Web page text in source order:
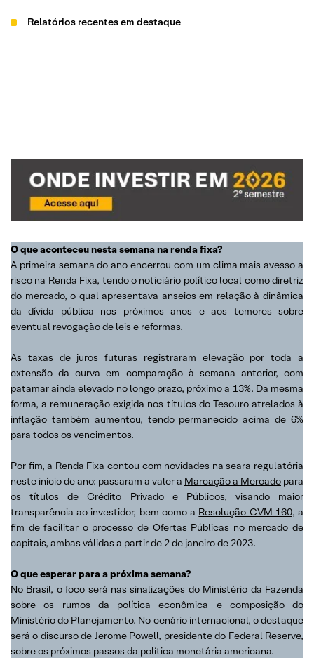
Relatórios recentes em destaque
O que aconteceu nesta semana na renda fixa?
A primeira semana do ano encerrou com um clima mais avesso a
risco na Renda Fixa, tendo o noticiário político local como diretriz
do mercado, o qual apresentava anseios em relação à dinâmica
da dívida pública nos próximos anos e aos temores sobre
eventual revogação de leis e reformas.
As taxas de juros futuras registraram elevação por toda a
extensão da curva em comparação à semana anterior, com
patamar ainda elevado no longo prazo, próximo a 13%. Da mesma
forma, a remuneração exigida nos títulos do Tesouro atrelados à
inflação também aumentou, tendo permanecido acima de 6%
para todos os vencimentos.
Por fim, a Renda Fixa contou com novidades na seara regulatória
neste início de ano: passaram a valer a Marcação a Mercado para
os títulos de Crédito Privado e Públicos, visando maior
transparência ao investidor, bem como a Resolução CVM 160, a
fim de facilitar o processo de Ofertas Públicas no mercado de
capitais, ambas válidas a partir de 2 de janeiro de 2023.
O que esperar para a próxima semana?
No Brasil, o foco será nas sinalizações do Ministério da Fazenda
sobre os rumos da política econômica e composição do
Ministério do Planejamento. No cenário internacional, o destaque
será o discurso de Jerome Powell, presidente do Federal Reserve,
sobre os próximos passos da política monetária americana.